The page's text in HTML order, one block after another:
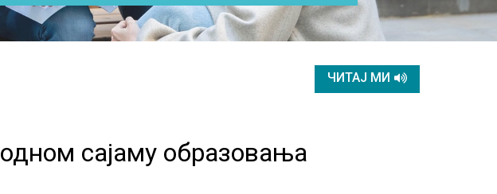
ЧИТАЈ МИ
сајаму образовања